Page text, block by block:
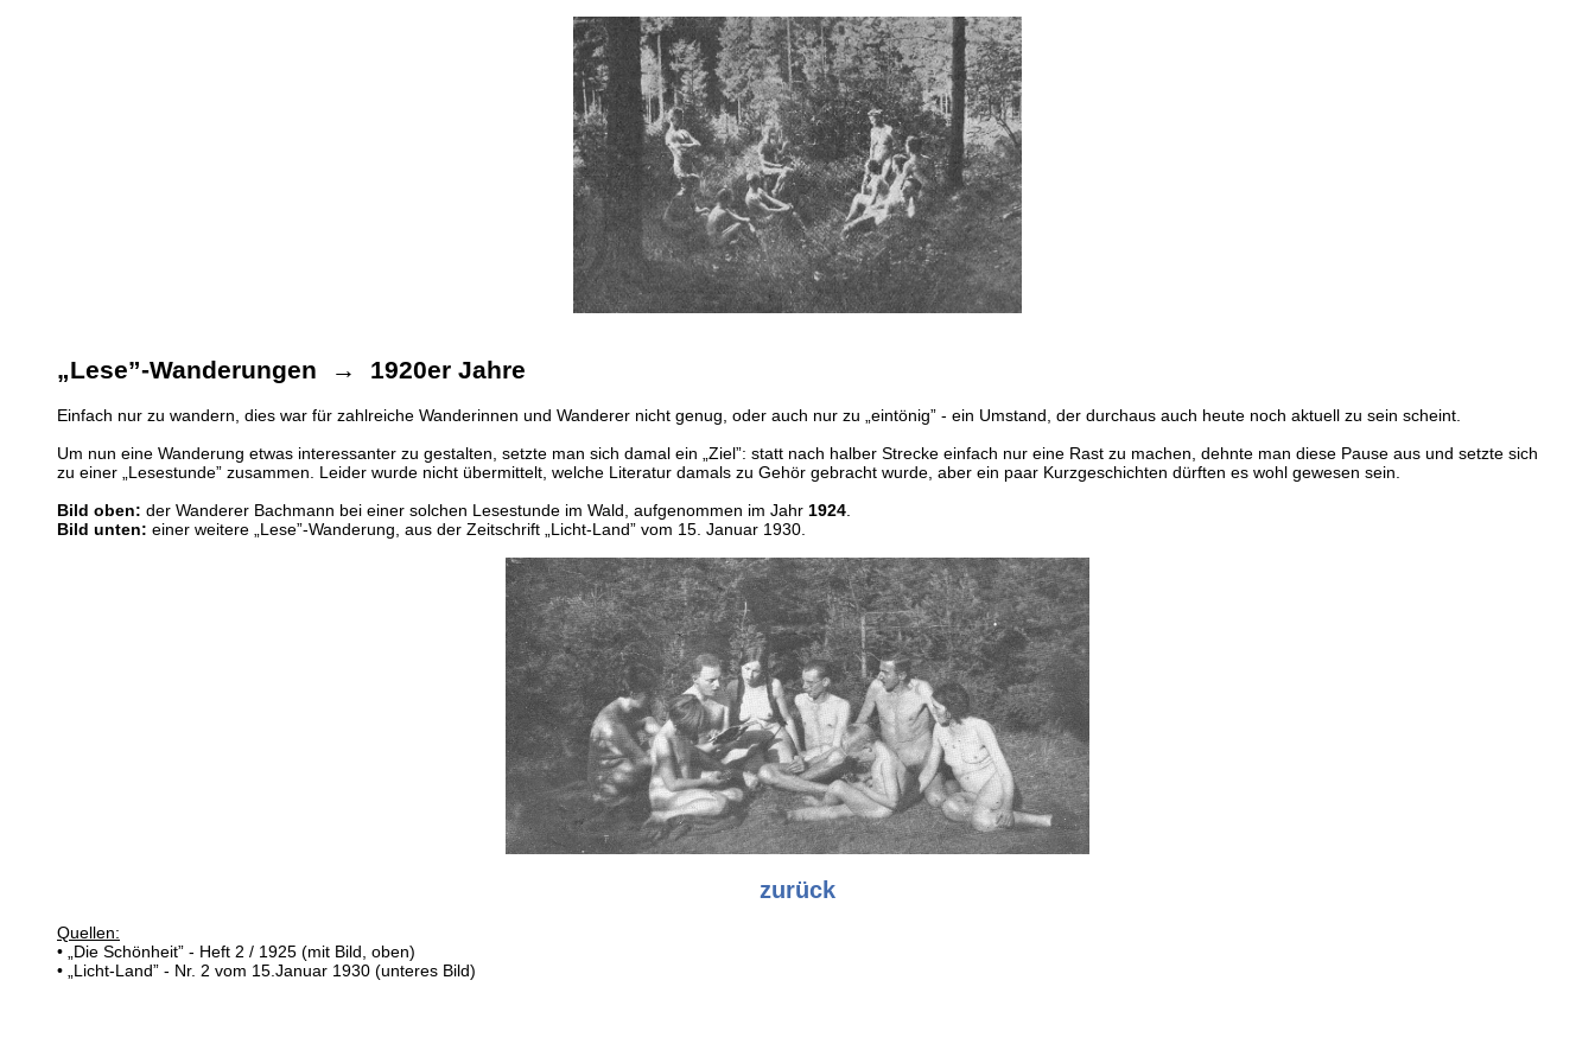
„Lese”-Wanderungen → 1920er Jahre
Einfach nur zu wandern, dies war für zahlreiche Wanderinnen und Wanderer nicht genug, oder auch nur zu „eintönig” - ein Umstand, der durchaus auch heute noch aktuell zu sein scheint.
Um nun eine Wanderung etwas interessanter zu gestalten, setzte man sich damal ein „Ziel”: statt nach halber Strecke einfach nur eine Rast zu machen, dehnte man diese Pause aus und setzte sich
zu einer „Lesestunde” zusammen. Leider wurde nicht übermittelt, welche Literatur damals zu Gehör gebracht wurde, aber ein paar Kurzgeschichten dürften es wohl gewesen sein.
Bild oben: der Wanderer Bachmann bei einer solchen Lesestunde im Wald, aufgenommen im Jahr 1924
Bild unten: einer weitere „Lese”-Wanderung, aus der Zeitschrift „Licht-Land” vom 15. Januar 1930.
zurück
Quellen:
• „Die Schönheit” - Heft 2 / 1925 (mit Bild, oben)
• „Licht-Land” - Nr. 2 vom 15.Januar 1930 (unteres Bild)